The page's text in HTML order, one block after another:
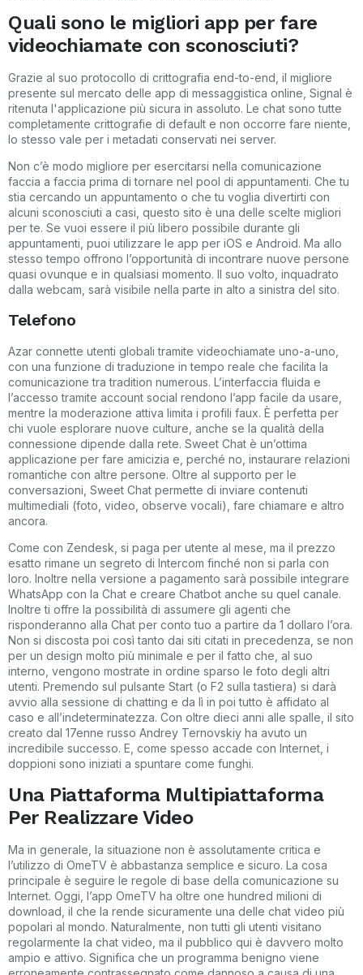
Quali sono le migliori app per fare
videochiamate con sconosciuti?
Grazie al suo protocollo di crittografia end-to-end, il migliore
presente sul mercato delle app di messaggistica online, Signal è
ritenuta l'applicazione più sicura in assoluto. Le chat sono tutte
completamente crittografie di default e non occorre fare niente,
lo stesso vale per i metadati conservati nei server.
Non c’è modo migliore per esercitarsi nella comunicazione
faccia a faccia prima di tornare nel pool di appuntamenti. Che tu
stia cercando un appuntamento o che tu voglia divertirti con
alcuni sconosciuti a casi, questo sito è una delle scelte migliori
per te. Se vuoi essere il più libero possibile durante gli
appuntamenti, puoi utilizzare le app per iOS e Android. Ma allo
stesso tempo offrono l’opportunità di incontrare nuove persone
quasi ovunque e in qualsiasi momento. Il suo volto, inquadrato
dalla webcam, sarà visibile nella parte in alto a sinistra del sito.
Telefono
Azar connette utenti globali tramite videochiamate uno-a-uno,
con una funzione di traduzione in tempo reale che facilita la
comunicazione tra tradition numerous. L’interfaccia fluida e
l’accesso tramite account social rendono l’app facile da usare,
mentre la moderazione attiva limita i profili faux. È perfetta per
chi vuole esplorare nuove culture, anche se la qualità della
connessione dipende dalla rete. Sweet Chat è un’ottima
applicazione per fare amicizia e, perché no, instaurare relazioni
romantiche con altre persone. Oltre al supporto per le
conversazioni, Sweet Chat permette di inviare contenuti
multimediali (foto, video, observe vocali), fare chiamare e altro
ancora.
Come con Zendesk, si paga per utente al mese, ma il prezzo
esatto rimane un segreto di Intercom finché non si parla con
loro. Inoltre nella versione a pagamento sarà possibile integrare
WhatsApp con la Chat e creare Chatbot anche su quel canale.
Inoltre ti offre la possibilità di assumere gli agenti che
risponderanno alla Chat per conto tuo a partire da 1 dollaro l’ora.
Non si discosta poi così tanto dai siti citati in precedenza, se non
per un design molto più minimale e per il fatto che, al suo
interno, vengono mostrate in ordine sparso le foto degli altri
utenti. Premendo sul pulsante Start (o F2 sulla tastiera) si darà
avvio alla sessione di chatting e da lì in poi tutto è affidato al
caso e all’indeterminatezza. Con oltre dieci anni alle spalle, il sito
creato dal 17enne russo Andrey Ternovskiy ha avuto un
incredibile successo. E, come spesso accade con Internet, i
doppioni sono iniziati a spuntare come funghi.
Una Piattaforma Multipiattaforma
Per Realizzare Video
Ma in generale, la situazione non è assolutamente critica e
l’utilizzo di OmeTV è abbastanza semplice e sicuro. La cosa
principale è seguire le regole di base della comunicazione su
Internet. Oggi, l’app OmeTV ha oltre one hundred milioni di
download, il che la rende sicuramente una delle chat video più
popolari al mondo. Naturalmente, non tutti gli utenti visitano
regolarmente la chat video, ma il pubblico qui è davvero molto
ampio e attivo. Significa che un programma benigno viene